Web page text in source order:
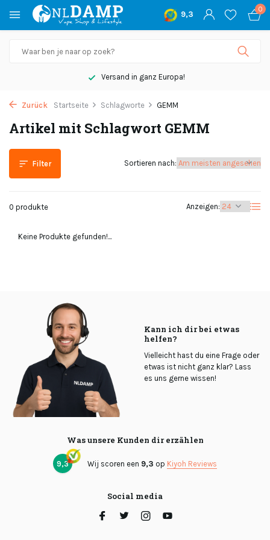
9,3
0
Versand in ganz Europa!
Zurück Startseite Schlagworte GEMM
Artikel mit Schlagwort GEMM
Filter
0 produkte Anzeigen:
Sortieren nach:
Keine Produkte gefunden!...
Kann ich dir bei etwas
helfen?
Vielleicht hast du eine Frage oder
etwas ist nicht ganz klar? Lass
es uns gerne wissen!
Was unsere Kunden dir erzählen
9,3 Wij scoren een 9,3 op Kiyoh Reviews
Social media